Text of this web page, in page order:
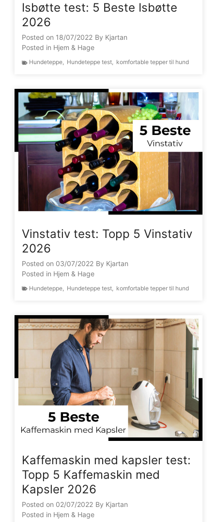
Isbøtte test: 5 Beste Isbøtte
2026
Posted on 18/07/2022 By Kjartan
Posted in Hjem & Hage
Hundeteppe, Hundeteppe test, komfortable tepper til hund
Vinstativ test: Topp 5 Vinstativ
2026
Posted on 03/07/2022 By Kjartan
Posted in Hjem & Hage
Hundeteppe Hundeteppe test komfortable tepper til hund
Kaffemaskin med kapsler test:
Topp 5 Kaffemaskin med
Kapsler 2026
Posted on 02/07/2022 By Kjartan
Posted in Hjem & Hage